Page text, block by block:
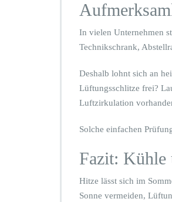
In vielen Unternehmen
Technikschrank,
Deshalb lohnt sich an
Lüftungsschlitze frei?
Luftzirkulation
Solche einfachen
Fazit: Kühle
Hitze lässt sich im
Sonne vermeiden,